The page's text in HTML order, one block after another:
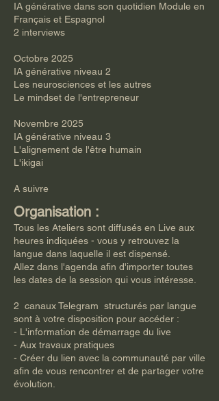
IA générative dans son quotidien Module en
Français et Espagnol
2 interviews
Octobre 2025
IA générative niveau 2
Les neurosciences et les autres
Le mindset de l'entrepreneur
Novembre 2025
IA générative niveau 3
L'alignement de l'être humain
L'ikigai
​A suivre
Organisation :
Tous les Ateliers sont diffusés en Live aux
heures indiquées - vous y retrouvez la
langue dans laquelle il est dispensé.
Allez dans l'agenda afin d'importer toutes
les dates de la session qui vous intéresse.
2 canaux Telegram structurés par langue
sont à votre disposition pour accéder :
- L'information de démarrage du live
- Aux travaux pratiques
- Créer du lien avec la communauté par ville
afin de vous rencontrer et de partager votre
évolution.